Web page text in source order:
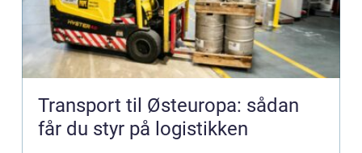
Transport til Østeuropa: sådan
får du styr på logistikken